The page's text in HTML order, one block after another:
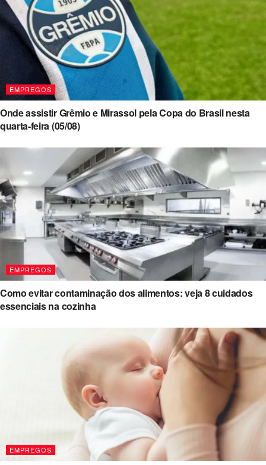
EMPREGOS
Onde assistir Grêmio e Mirassol pela Copa do Brasil nesta
quarta-feira (05/08)
EMPREGOS
Como evitar contaminação dos alimentos: veja 8 cuidados
essenciais na cozinha
EMPREGOS